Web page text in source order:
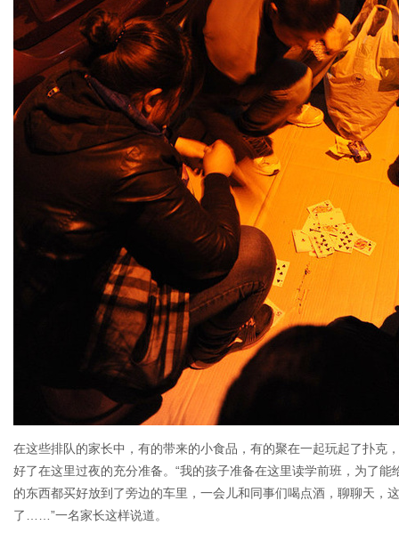
在这些排队的家长中，有的带来的小食品，有的聚在一起玩起了扑克
好了在这里过夜的充分准备。“我的孩子准备在这里读学前班，为了
的东西都买好放到了旁边的车里，一会儿和同事们喝点酒，聊聊天，
了……”一名家长这样说道。